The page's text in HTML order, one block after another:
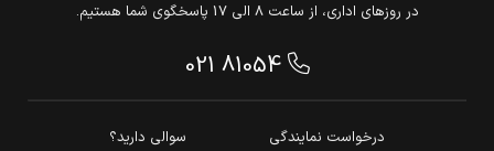
در روزهای اداری، از ساعت 8 الی 17 پاسخگوی شما هستیم.
021 81054
درخواست نمایندگی سوالی دارید؟